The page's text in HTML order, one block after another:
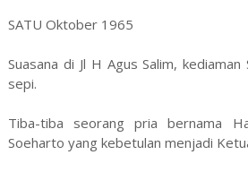
SATU Oktober 1965
Suasana di Jl H Agus Salim,
sepi.
Tiba-tiba seorang pria bernama
Soeharto yang kebetulan menjadi